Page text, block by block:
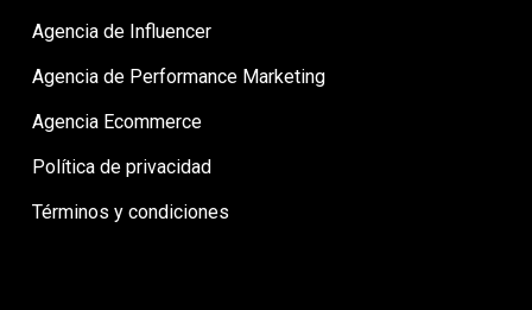
Agencia de Influencer
Agencia de Performance Marketing
Agencia Ecommerce
Política de privacidad
Términos y condiciones